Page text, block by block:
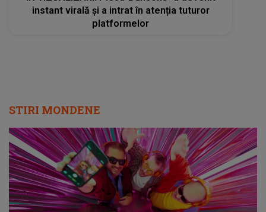
instant virală și a intrat în atenția tuturor
platformelor
STIRI MONDENE